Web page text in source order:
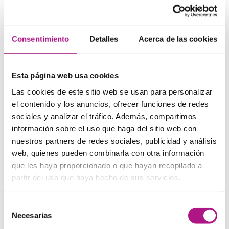
Consentimiento Detalles Acerca de las cookies
Esta página web usa cookies
Las cookies de este sitio web se usan para personalizar
el contenido y los anuncios, ofrecer funciones de redes
sociales y analizar el tráfico. Además, compartimos
información sobre el uso que haga del sitio web con
nuestros partners de redes sociales, publicidad y análisis
web, quienes pueden combinarla con otra información
que les haya proporcionado o que hayan recopilado a
partir del uso que haya hecho de sus servicios.
Necesarias
lo posible, intenta ir deduciendo las palabras por el
para no perder la
fluidez de la lectura.
Conocer gente nueva
¿Te encanta socializar? Entonces lo tuyo son los
español nativo por inglés, en grupo o de dos a dos, para
que todos podáis practicar. En la mayoría de las ciudades
españolas existe algún grupo regular de intercambio,
algunos de ellos con actividades como cine o torneos de
dardos. Puedes buscar el tuyo enesta página.Y si
prefieres algo más tranquilo, quizás te interese un tándem
de idiomas, donde te reúnes regularmente con la misma
persona.
Otros hobbies
A lo mejor te encanta el aeromodelismo, haces fotos en
tus ratos libres o eres un fan de la escalada. La buena